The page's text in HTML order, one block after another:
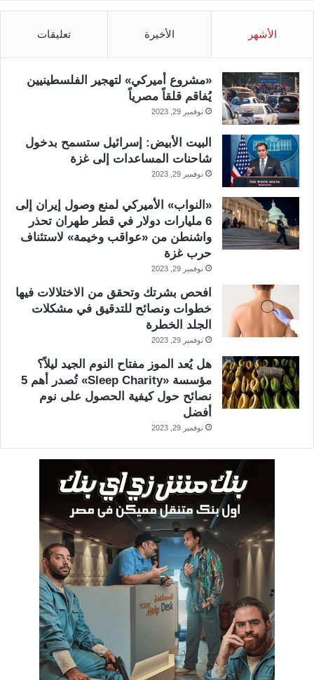
الأشهر الأخيرة تعليقات
«مشروع أميركي» لتهجير الفلسطينيين
يُفاقم قلقاً مصرياً
نوفمبر 29, 2023
البيت الأبيض: إسرائيل ستسمح بدخول
شاحنات المساعدات إلى غزة
نوفمبر 29, 2023
«النواب» الأميركي لمنع وصول إيران إلى
6 مليارات دولار في قطر طهران تحذر
واشنطن من «عواقب وخيمة» لاستئناف
حرب غزة
نوفمبر 29, 2023
افحص بشرتك وتحقق من الاختلالات فيها
خطوات ونصائح للتدقيق في مشكلات
الجلد الخطرة
نوفمبر 29, 2023
هل يُعد الموز مفتاح النوم الجيد ليلاً؟
مؤسسة «Sleep Charity» تُصدر أهم 5
نصائح حول كيفية الحصول على نوم
أفضل
نوفمبر 29, 2023